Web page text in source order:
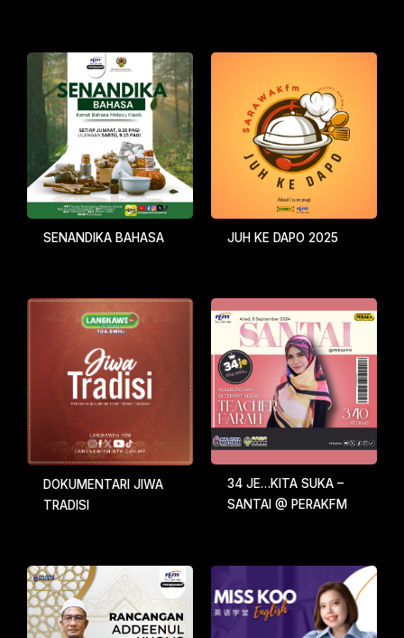
SENANDIKA BAHASA JUH KE DAPO 2025
DOKUMENTARI JIWA
TRADISI
34 JE…KITA SUKA –
SANTAI @ PERAKFM